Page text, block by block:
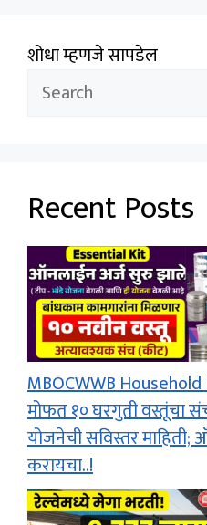
शोधा म्हणजे सापडेल
Recent Posts
MBOCWWB
मोफत १० घरगुती वस्तूंचा
योजनेची सविस्तर
करायचा..!